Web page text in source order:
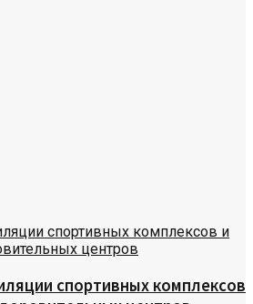
спортивных комплексов